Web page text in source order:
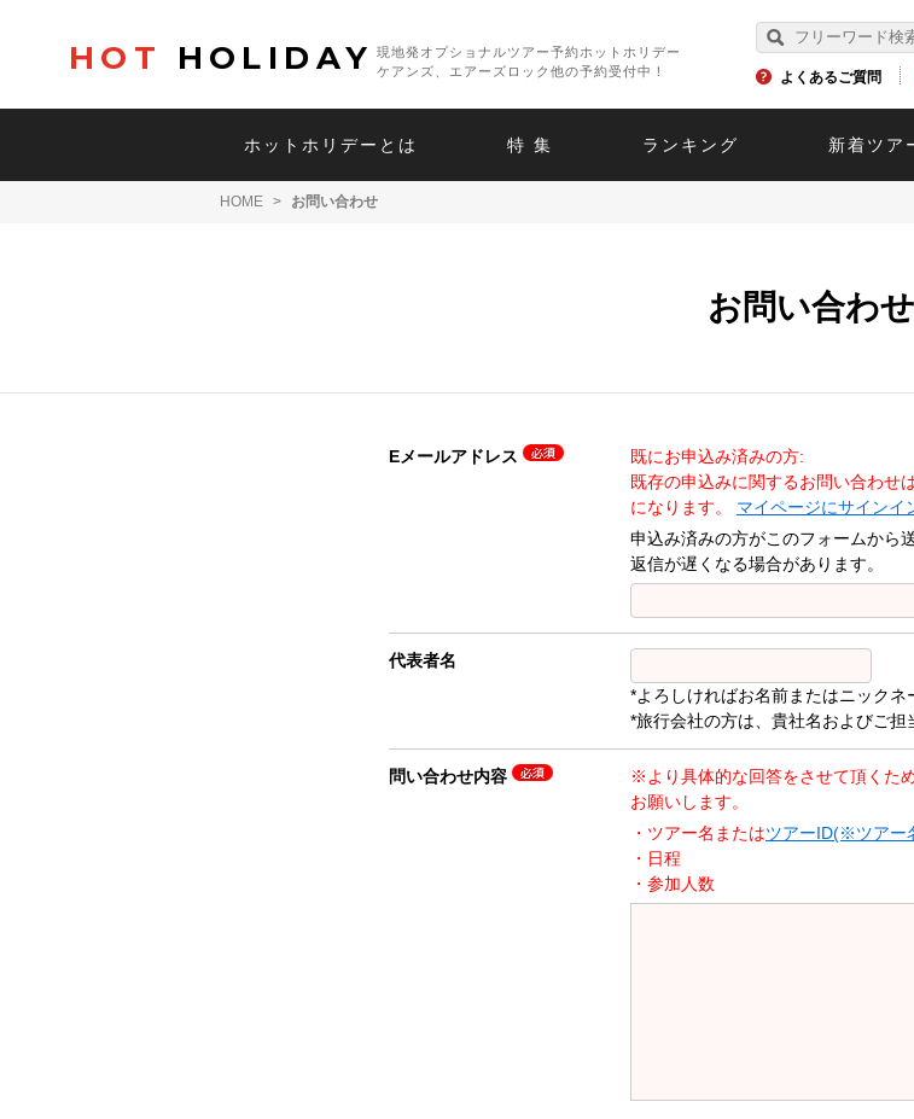
HOT HOLIDAY
現地発オプショナルツアー予約ホットホリデー
ケアンズ、エアーズロック他の予約受付中！
よくあるご質問
ホットホリデーとは 特 集 ランキング 新着ツア
HOME > お問い合わせ
お問い合わせ
Eメールアドレス
既にお申込み済みの方:
既存の申込みに関するお問い合わせ
になります。 マイページにサインイ
申込み済みの方がこのフォームから
返信が遅くなる場合があります。
代表者名
*よろしければお名前またはニックネ
*旅行会社の方は、貴社名およびご
問い合わせ内容
※より具体的な回答をさせて頂くた
お願いします。
・ツアー名またはツアーID(※ツアー
・日程
・参加人数